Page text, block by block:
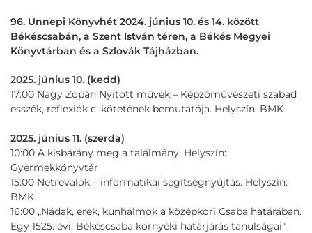
96. Ünnepi Könyvhét 2024. június 10. és 14. között
Békéscsabán, a Szent István téren, a Békés Megyei
Könyvtárban és a Szlovák Tájházban.
2025. június 10. (kedd)
17:00 Nagy Zopán Nyitott művek – Képzőművészeti szabad
esszék, reflexiók c. kötetének bemutatója. Helyszín: BMK
2025. június 11. (szerda)
10:00 A kisbárány meg a találmány. Helyszín:
Gyermekkönyvtár
15:00 Netrevalók – informatikai segítségnyújtás. Helyszín:
BMK
16:00 „Nádak, erek, kunhalmok a középkori Csaba határában.
Egy 1525. évi, Békéscsaba környéki határjárás tanulságai"